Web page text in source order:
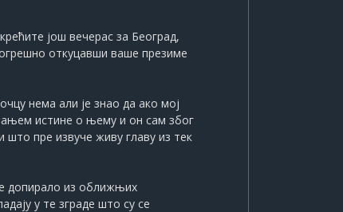
још вечерас за Београд,
откуцавши ваше презиме
нема али је знао да ако мој
истине о њему и он сам због
што пре извуче живу главу из тек
допирало из оближњих
у те зграде што су се